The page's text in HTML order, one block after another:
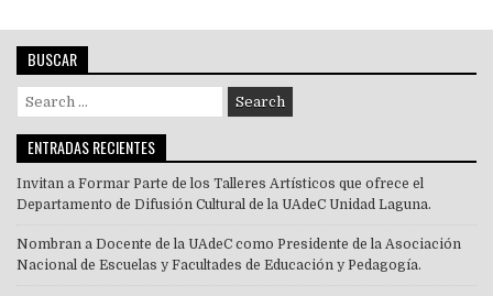
BUSCAR
Search
for:
ENTRADAS RECIENTES
Invitan a Formar Parte de los Talleres Artísticos que ofrece el
Departamento de Difusión Cultural de la UAdeC Unidad Laguna.
Nombran a Docente de la UAdeC como Presidente de la Asociación
Nacional de Escuelas y Facultades de Educación y Pedagogía.